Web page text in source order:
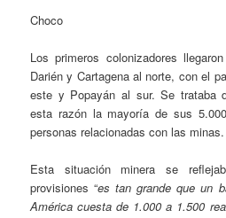
Choco
Los primeros colonizadores
Darién y Cartagena al norte, con el
este y Popayán al sur. Se trataba
esta razón la mayoría de sus
personas relacionadas con las minas.
Esta situación minera se
provisiones “es tan grande que un
América cuesta de 1.000 a 1.500